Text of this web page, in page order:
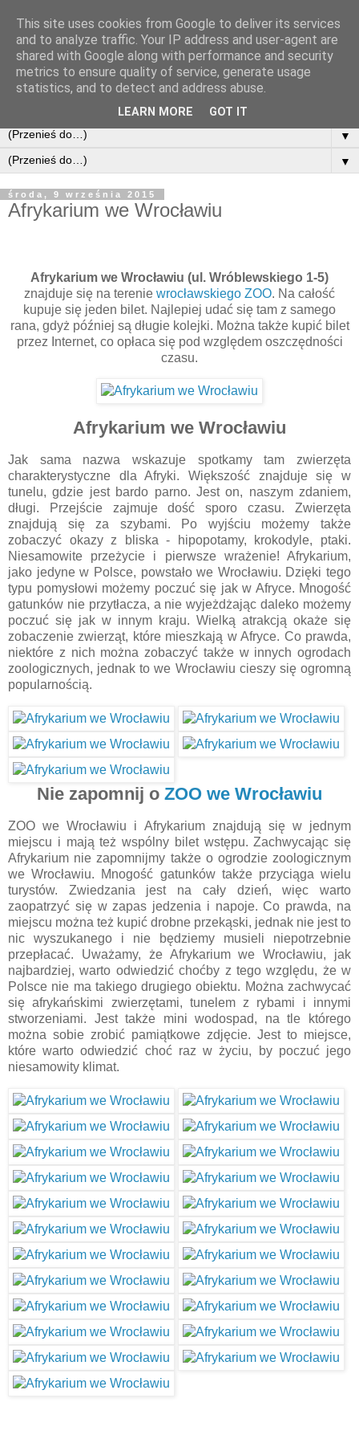
▼
▼
środa, 9 września 2015
Afrykarium we Wrocławiu
Afrykarium we Wrocławiu (ul. Wróblewskiego 1-5)
znajduje się na terenie wrocławskiego ZOO. Na całość
kupuje się jeden bilet. Najlepiej udać się tam z samego
rana, gdyż później są długie kolejki. Można także kupić bilet
przez Internet, co opłaca się pod względem oszczędności
czasu.
Afrykarium we Wrocławiu
Jak sama nazwa wskazuje spotkamy tam zwierzęta
charakterystyczne dla Afryki. Większość znajduje się w
tunelu, gdzie jest bardo parno. Jest on, naszym zdaniem,
długi. Przejście zajmuje dość sporo czasu. Zwierzęta
znajdują się za szybami. Po wyjściu możemy także
zobaczyć okazy z bliska - hipopotamy, krokodyle, ptaki.
Niesamowite przeżycie i pierwsze wrażenie! Afrykarium,
jako jedyne w Polsce, powstało we Wrocławiu. Dzięki tego
typu pomysłowi możemy poczuć się jak w Afryce. Mnogość
gatunków nie przytłacza, a nie wyjeżdżając daleko możemy
poczuć się jak w innym kraju. Wielką atrakcją okaże się
zobaczenie zwierząt, które mieszkają w Afryce. Co prawda,
niektóre z nich można zobaczyć także w innych ogrodach
zoologicznych, jednak to we Wrocławiu cieszy się ogromną
popularnością.
Nie zapomnij o ZOO we Wrocławiu
ZOO we Wrocławiu i Afrykarium znajdują się w jednym
miejscu i mają też wspólny bilet wstępu. Zachwycając się
Afrykarium nie zapomnijmy także o ogrodzie zoologicznym
we Wrocławiu. Mnogość gatunków także przyciąga wielu
turystów. Zwiedzania jest na cały dzień, więc warto
zaopatrzyć się w zapas jedzenia i napoje. Co prawda, na
miejscu można też kupić drobne przekąski, jednak nie jest to
nic wyszukanego i nie będziemy musieli niepotrzebnie
przepłacać. Uważamy, że Afrykarium we Wrocławiu, jak
najbardziej, warto odwiedzić choćby z tego względu, że w
Polsce nie ma takiego drugiego obiektu. Można zachwycać
się afrykańskimi zwierzętami, tunelem z rybami i innymi
stworzeniami. Jest także mini wodospad, na tle którego
można sobie zrobić pamiątkowe zdjęcie. Jest to miejsce,
które warto odwiedzić choć raz w życiu, by poczuć jego
niesamowity klimat.
This site uses cookies from Google to deliver its services
and to analyze traffic. Your IP address and user-agent are
shared with Google along with performance and security
metrics to ensure quality of service, generate usage
statistics, and to detect and address abuse.
LEARN MORE GOT IT